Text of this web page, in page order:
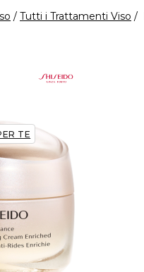
Tutti i Trattamenti Viso
TE